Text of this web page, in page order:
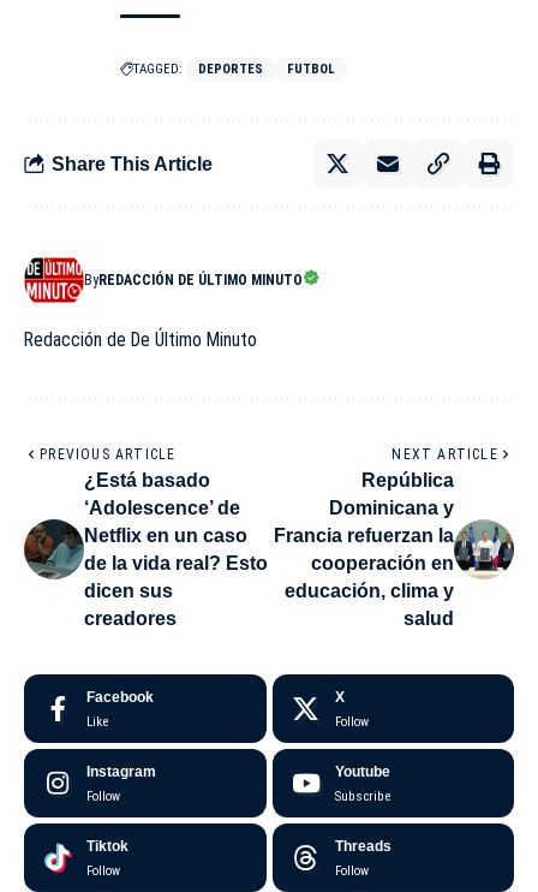
TAGGED: DEPORTES FUTBOL
Share This Article
ByREDACCIÓN DE ÚLTIMO MINUTO
Redacción de De Último Minuto
PREVIOUS ARTICLE
¿Está basado
‘Adolescence’ de
Netflix en un caso
de la vida real? Esto
dicen sus
creadores
NEXT ARTICLE
República
Dominicana y
Francia refuerzan la
cooperación en
educación, clima y
salud
Facebook
Like
X
Follow
Instagram
Follow
Youtube
Subscribe
Tiktok
Follow
Threads
Follow